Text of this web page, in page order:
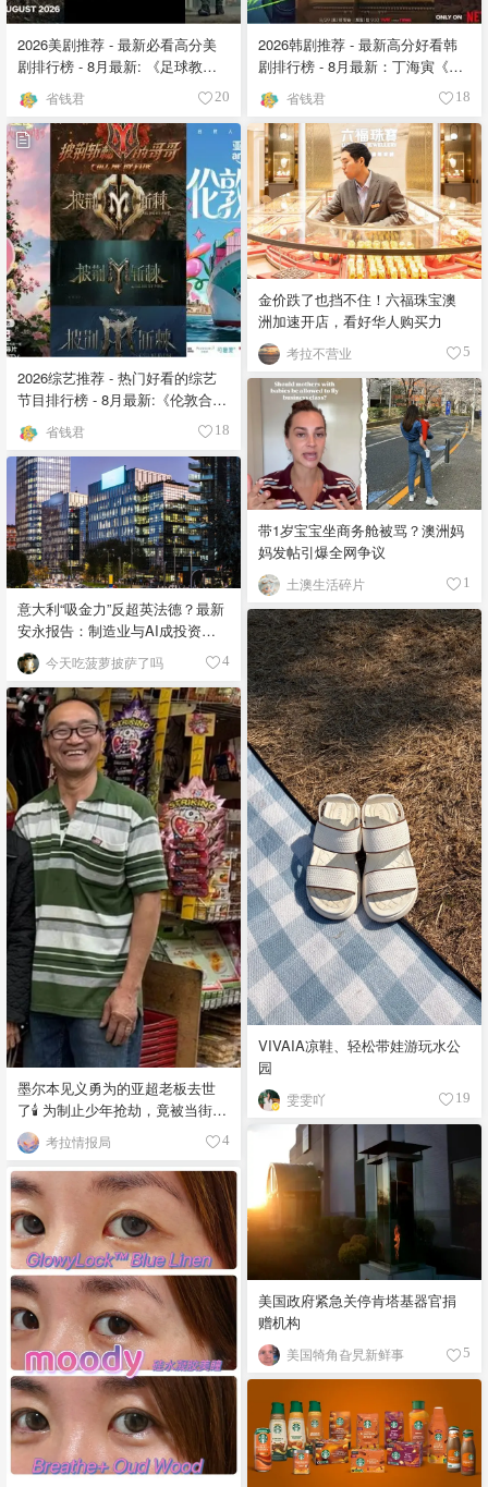
2026美剧推荐 - 最新必看高分美
剧排行榜 - 8月最新: 《​​足球教练
》第四季回归！
省钱君 20
2026韩剧推荐 - 最新高分好看韩
剧排行榜 - 8月最新：丁海寅《我
的荒糖恋爱 》上线❣️
省钱君 18
2026综艺推荐 - 热门好看的综艺
节目排行榜 - 8月最新:《​​伦敦合伙
人》回归啦
省钱君 18
金价跌了也挡不住！六福珠宝澳
洲加速开店，看好华人购买力
考拉不营业 5
带1岁宝宝坐商务舱被骂？澳洲妈
妈发帖引爆全网争议
土澳生活碎片 1
意大利“吸金力”反超英法德？最新
安永报告：制造业与AI成投资新
宠！ 今天吃菠萝披萨了吗 4
VIVAIA凉鞋、轻松带娃游玩水公
园
雯雯吖 19
墨尔本见义勇为的亚超老板去世
了🕯️ 为制止少年抢劫，竟被当街围
殴致死！考拉情报局 4
美国政府紧急关停肯塔基器官捐
赠机构
美国犄角旮旯新鲜事 5